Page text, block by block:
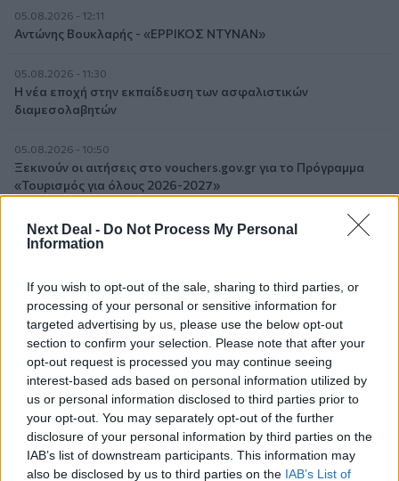
Next Deal - Do Not Process My Personal
Information
If you wish to opt-out of the sale, sharing to third parties, or
processing of your personal or sensitive information for
targeted advertising by us, please use the below opt-out
section to confirm your selection. Please note that after your
opt-out request is processed you may continue seeing
interest-based ads based on personal information utilized by
us or personal information disclosed to third parties prior to
your opt-out. You may separately opt-out of the further
disclosure of your personal information by third parties on the
IAB’s list of downstream participants. This information may
also be disclosed by us to third parties on the IAB’s List of
05.08.2026 - 12:11
Αντώνης Βουκλαρής - «ΕΡΡΙΚΟΣ ΝΤΥΝΑΝ»
05.08.2026 - 11:30
Η νέα εποχή στην εκπαίδευση των ασφαλιστικών
διαμεσολαβητών
05.08.2026 - 10:50
Ξεκινούν οι αιτήσεις στο vouchers.gov.gr για το Πρόγραμμα
«Τουρισμός για όλους 2026-2027»
05.08.2026 - 10:19
WWF: Περισσότερα από 180.000 στρέμματα καμένων
05.08.2026 - 09:45
Η Ελλάδα που αντιστέκεται και επιμένει να μην ασφαλίζεται!
05.08.2026 - 09:20
Καλοκαιρινό ταξίδι: Οι 8 συμβουλές που αξίζει να δώσει κάθε
ασφαλιστής στους πελάτες του
05.08.2026 - 08:51
Το εκλογικό «καμπανάκι» της Goldman Sachs, η ισχυρή
πιστωτική επέκταση των ελληνικών τραπεζών, το «πάρτι»